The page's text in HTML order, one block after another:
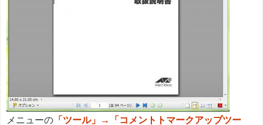
メニューの 「ツール」→「コメントトマークアップツー